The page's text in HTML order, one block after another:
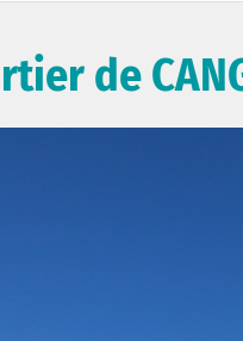
de